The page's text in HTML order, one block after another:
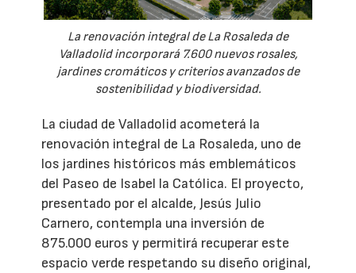
La renovación integral de La Rosaleda de
Valladolid incorporará 7.600 nuevos rosales,
jardines cromáticos y criterios avanzados de
sostenibilidad y biodiversidad.
La ciudad de Valladolid acometerá la
renovación integral de La Rosaleda, uno de
los jardines históricos más emblemáticos
del Paseo de Isabel la Católica. El proyecto,
presentado por el alcalde, Jesús Julio
Carnero, contempla una inversión de
875.000 euros y permitirá recuperar este
espacio verde respetando su diseño original,